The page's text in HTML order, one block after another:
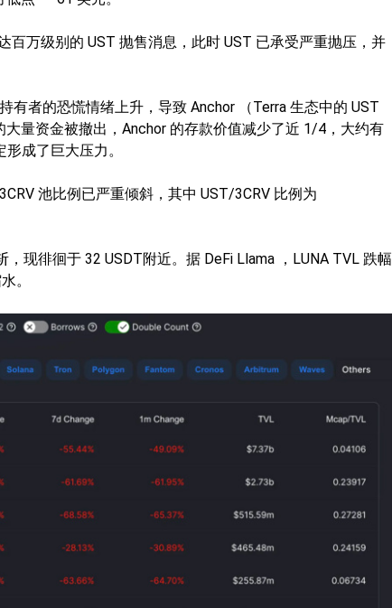
百万级别的 UST 抛售消息，此时 UST 已承受严重抛压，并
有者的恐慌情绪上升，导致 Anchor （Terra 生态中的 UST
量资金被撤出，Anchor 的存款价值减少了近 1/4，大约有
成了巨大压力。
池比例已严重倾斜，其中 UST/3CRV 比例为
现徘徊于 32 USDT附近。据 DeFi Llama ，LUNA TVL 跌幅
。